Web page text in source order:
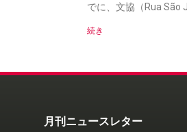
でに、文協（Rua São
続き
月刊ニュースレター